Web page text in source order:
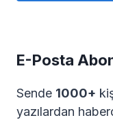
E-Posta
Sende 1000+
yazılardan